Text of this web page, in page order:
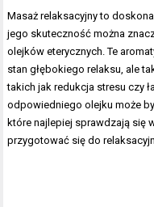
Masaż relaksacyjny to
jego skuteczność można
olejków eterycznych. Te
stan głębokiego relaksu, ale
takich jak redukcja stresu czy
odpowiedniego olejku może
które najlepiej sprawdzają się
przygotować się do